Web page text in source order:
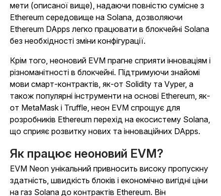
мети (описаної вище), надаючи повністю сумісне з
Ethereum середовище на Solana, дозволяючи
Ethereum DApps легко працювати в блокчейні Solana
без необхідності зміни конфігурації.
Крім того, неоновий EVM прагне сприяти інноваціям і
різноманітності в блокчейні. Підтримуючи знайомі
мови смарт-контрактів, як-от Solidity та Vyper, а
також популярні інструменти на основі Ethereum, як-
от MetaMask і Truffle, неон EVM спрощує для
розробників Ethereum перехід на екосистему Solana,
що сприяє розвитку нових та інноваційних DApps.
Як працює неоновий EVM?
EVM Neon унікальний привносить високу пропускну
здатність, швидкість блоків і економічно вигідні ціни
на газ Solana до контрактів Ethereum. Він